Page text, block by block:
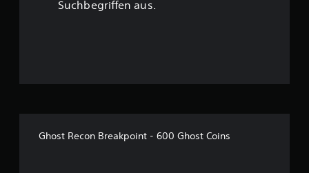
:
3
Suchbegriffen aus.
Ghost Recon Breakpoint - 600 Ghost Coins